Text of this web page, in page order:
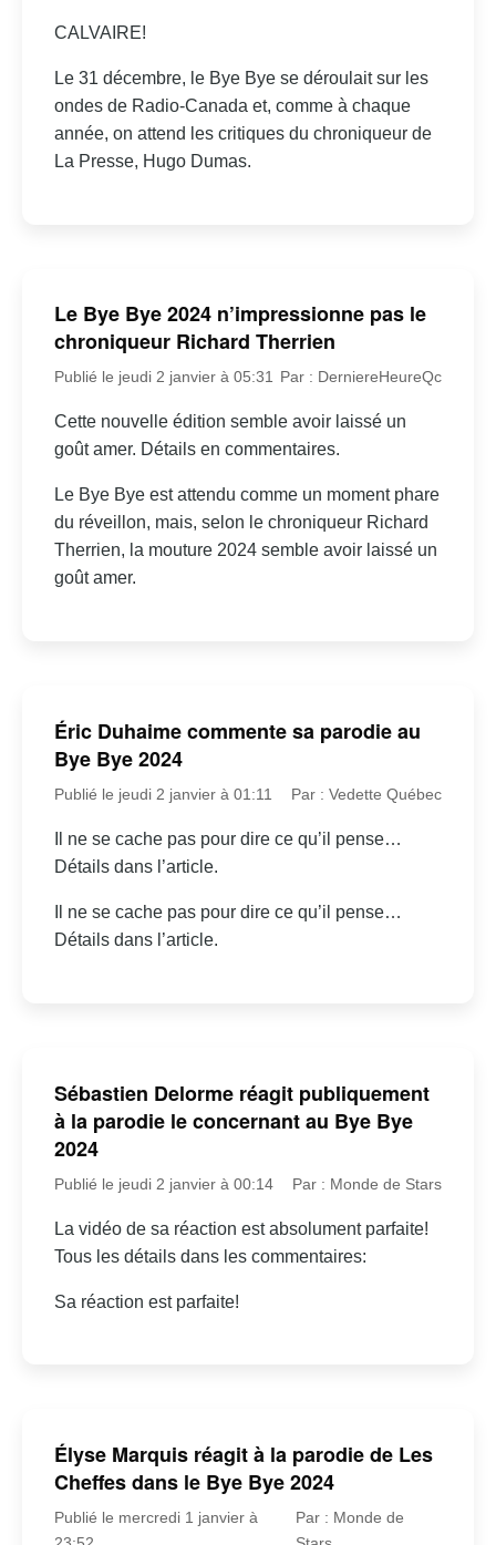
CALVAIRE!
Le 31 décembre, le Bye Bye se déroulait sur les
ondes de Radio-Canada et, comme à chaque
année, on attend les critiques du chroniqueur de
La Presse, Hugo Dumas.
Le Bye Bye 2024 n’impressionne pas le
chroniqueur Richard Therrien
Publié le jeudi 2 janvier à 05:31 Par : DerniereHeureQc
Cette nouvelle édition semble avoir laissé un
goût amer. Détails en commentaires.
Le Bye Bye est attendu comme un moment phare
du réveillon, mais, selon le chroniqueur Richard
Therrien, la mouture 2024 semble avoir laissé un
goût amer.
Éric Duhaime commente sa parodie au
Bye Bye 2024
Publié le jeudi 2 janvier à 01:11 Par : Vedette Québec
Il ne se cache pas pour dire ce qu’il pense…
Détails dans l’article.
Il ne se cache pas pour dire ce qu’il pense…
Détails dans l’article.
Sébastien Delorme réagit publiquement
à la parodie le concernant au Bye Bye
2024
Publié le jeudi 2 janvier à 00:14 Par : Monde de Stars
La vidéo de sa réaction est absolument parfaite!
Tous les détails dans les commentaires:
Sa réaction est parfaite!
Élyse Marquis réagit à la parodie de Les
Cheffes dans le Bye Bye 2024
Publié le mercredi 1 janvier à
Par : Monde de